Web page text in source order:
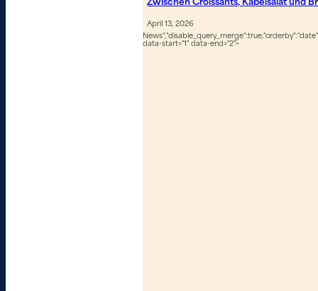
Zwischen Croissants, Kabelsalat und
April 13, 2026
data-start="1" data-end="2">